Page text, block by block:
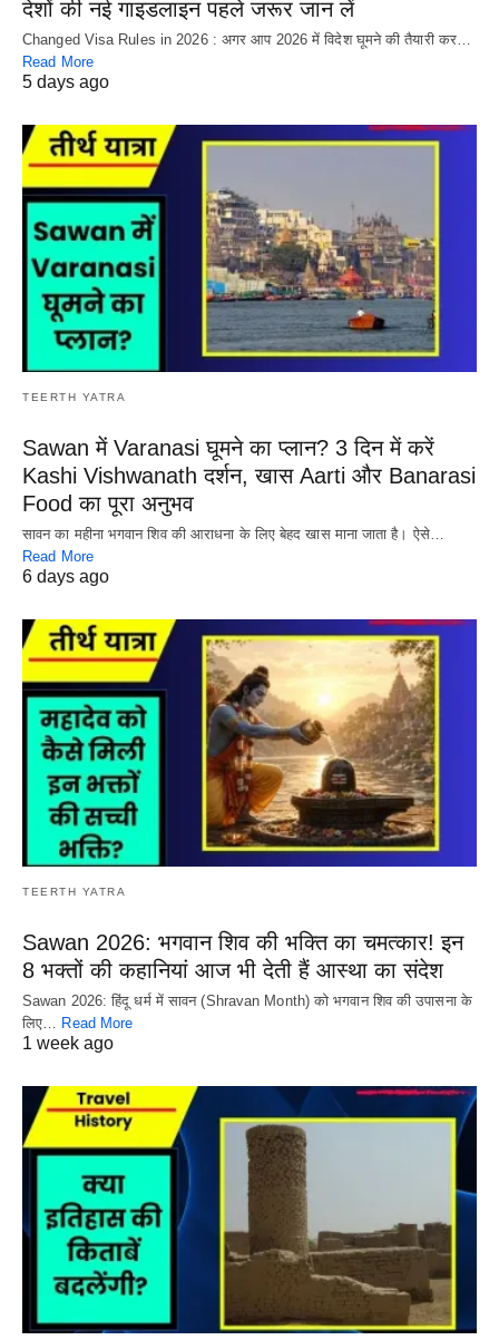
देशों की नई गाइडलाइन पहले जरूर जान लें
Changed Visa Rules in 2026 : अगर आप 2026 में विदेश घूमने की तैयारी कर…
Read More
5 days ago
TEERTH YATRA
Sawan में Varanasi घूमने का प्लान? 3 दिन में करें
Kashi Vishwanath दर्शन, खास Aarti और Banarasi
Food का पूरा अनुभव
सावन का महीना भगवान शिव की आराधना के लिए बेहद खास माना जाता है। ऐसे…
Read More
6 days ago
TEERTH YATRA
Sawan 2026: भगवान शिव की भक्ति का चमत्कार! इन
8 भक्तों की कहानियां आज भी देती हैं आस्था का संदेश
Sawan 2026: हिंदू धर्म में सावन (Shravan Month) को भगवान शिव की उपासना के
लिए…
Read More
1 week ago